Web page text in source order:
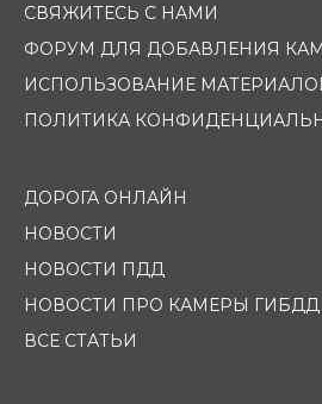
СВЯЖИТЕСЬ С НАМИ
ФОРУМ ДЛЯ ДОБАВЛЕНИЯ
ИСПОЛЬЗОВАНИЕ
ПОЛИТИКА
ДОРОГА ОНЛАЙН
НОВОСТИ
НОВОСТИ ПДД
НОВОСТИ ПРО КАМЕРЫ ГИБДД
ВСЕ СТАТЬИ